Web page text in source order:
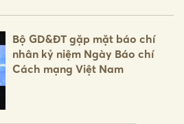
Bộ GD&ĐT gặp mặt báo chí
nhân kỷ niệm Ngày Báo chí
Cách mạng Việt Nam